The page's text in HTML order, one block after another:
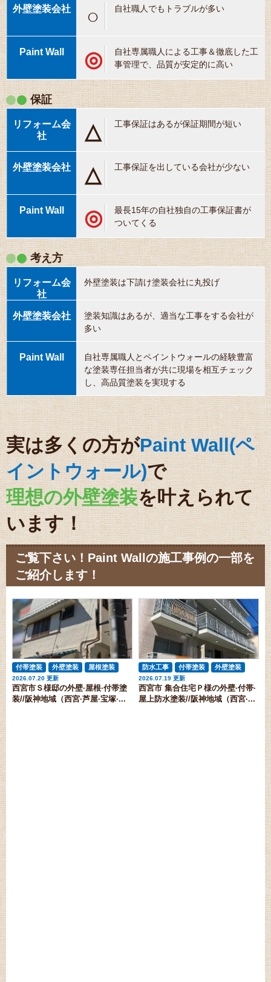
○ 自社職人でもトラブルが多い
◎
自社専属職人による工事＆徹底した工
事管理で、品質が安定的に高い
保証
△ 工事保証はあるが保証期間が短い
△ 工事保証を出している会社が少ない
◎
最長15年の自社独自の工事保証書が
ついてくる
考え方
外壁塗装は下請け塗装会社に丸投げ
塗装知識はあるが、適当な工事をする会社が
多い
自社専属職人とペイントウォールの経験豊富
な塗装専任担当者が共に現場を相互チェック
し、高品質塗装を実現する
実は多くの方がPaint Wall(ペ
イントウォール)で
理想の外壁塗装を叶えられて
います！
ご覧下さい！Paint Wallの施工事例の一部を
ご紹介します！
2026.07.20 更新
西宮市Ｓ様邸の外壁·屋根·付帯塗
装//阪神地域（西宮·芦屋·宝塚·...
付帯塗装 外壁塗装 屋根塗装
2026.07.19 更新
西宮市 集合住宅Ｐ様の外壁·付帯·
屋上防水塗装//阪神地域（西宮·...
防水工事 付帯塗装
外壁塗装
アパート・マンション